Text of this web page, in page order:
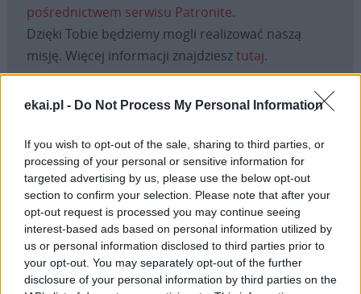
ekai.pl - Do Not Process My Personal Information
If you wish to opt-out of the sale, sharing to third parties, or
processing of your personal or sensitive information for
targeted advertising by us, please use the below opt-out
section to confirm your selection. Please note that after your
opt-out request is processed you may continue seeing
interest-based ads based on personal information utilized by
us or personal information disclosed to third parties prior to
your opt-out. You may separately opt-out of the further
disclosure of your personal information by third parties on the
pośrednictwem serwisu Patronite.
Dzięki Tobie będziemy mogli realizować naszą
misję. Więcej informacji znajdziesztutaj.
Facebook
TwitterMessengerWhatsApp
EmailCopy
Link
Print
Wersja do druku